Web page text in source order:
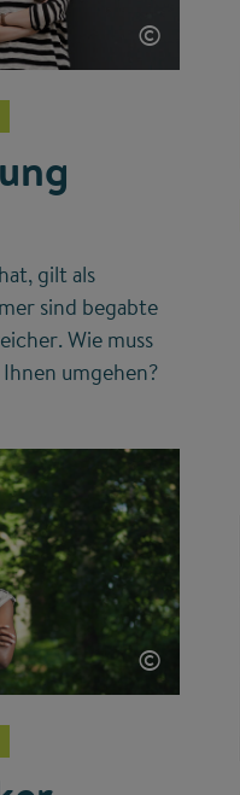
©
gilt als
sind begabte
Wie muss
umgehen?
©